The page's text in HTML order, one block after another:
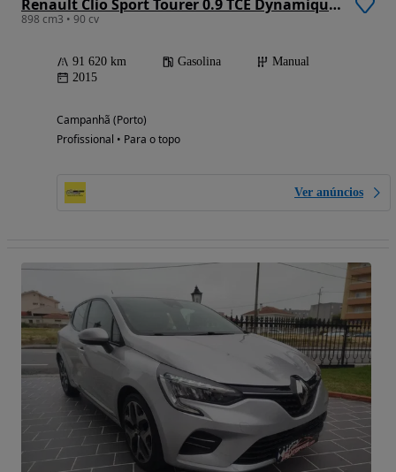
Renault Clio Sport Tourer 0.9 TCE Dynamique S
898 cm3 • 90 cv
91 620 km Gasolina
Manual
2015
Campanhã (Porto)
Profissional • Para o topo
Ver anúncios